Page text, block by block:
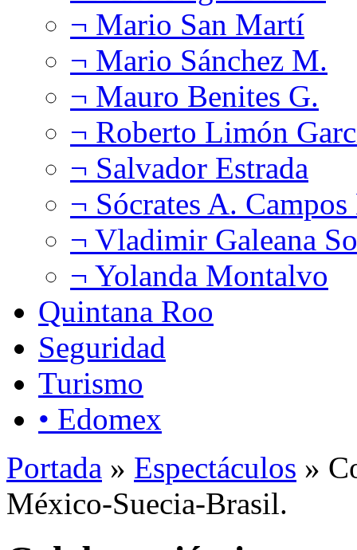
¬ Mario San Martí
¬ Mario Sánchez M.
¬ Mauro Benites G.
¬ Roberto Limón
¬ Salvador Estrada
¬ Sócrates A.
¬ Vladimir Galeana
¬ Yolanda Montalvo
Quintana Roo
Seguridad
Turismo
• Edomex
Portada » Espectáculos »
México-Suecia-Brasil.